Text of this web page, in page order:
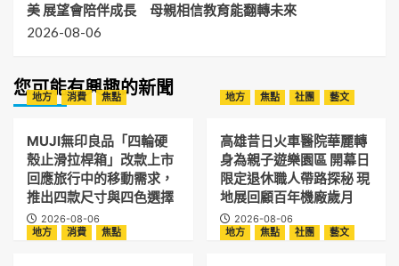
美 展望會陪伴成長 母親相信教育能翻轉未來
2026-08-06
您可能有興趣的新聞
地方 消費 焦點
MUJI無印良品「四輪硬
殼止滑拉桿箱」改款上市
回應旅行中的移動需求，
推出四款尺寸與四色選擇
2026-08-06
地方 焦點 社團 藝文
高雄昔日火車醫院華麗轉
身為親子遊樂園區 開幕日
限定退休職人帶路探秘 現
地展回顧百年機廠歲月
2026-08-06
地方
消費 焦點 地方 焦點 社團 藝文